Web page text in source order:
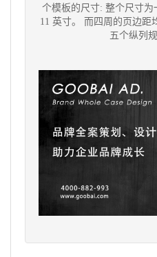
个模板的尺寸: 整个尺寸为
11 英寸。 而四周的页边距
五个纵列